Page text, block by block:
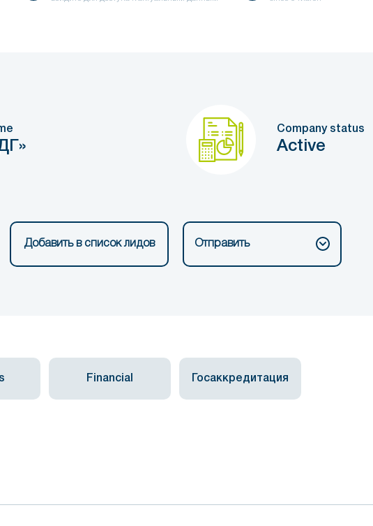
Company status
Active
Добавить в список лидов Отправить
Financial Госаккредитация